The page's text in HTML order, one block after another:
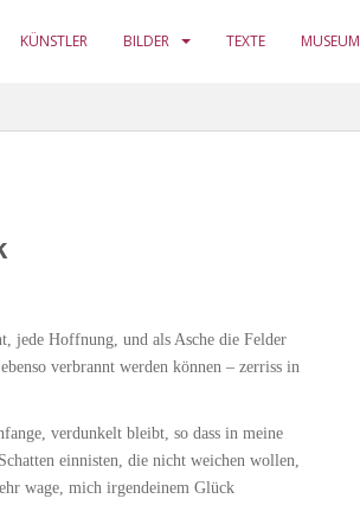
KÜNSTLER BILDER TEXTE MUSEUM
jede Hoffnung, und als Asche die Felder
verbrannt werden können – zerriss in
verdunkelt bleibt, so dass in meine
einnisten, die nicht weichen wollen,
wage, mich irgendeinem Glück